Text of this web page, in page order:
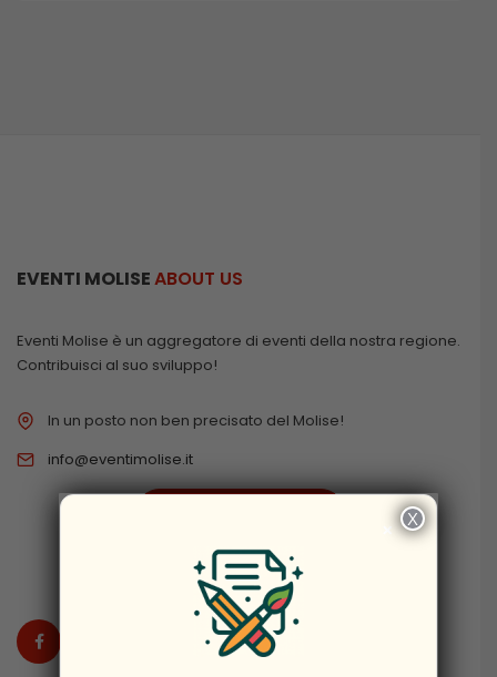
EVENTI MOLISEABOUT US
Eventi Molise è un aggregatore di eventi della nostra regione.
Contribuisci al suo sviluppo!
In un posto non ben precisato del Molise!
info@eventimolise.it
DISCLAIMER
× X